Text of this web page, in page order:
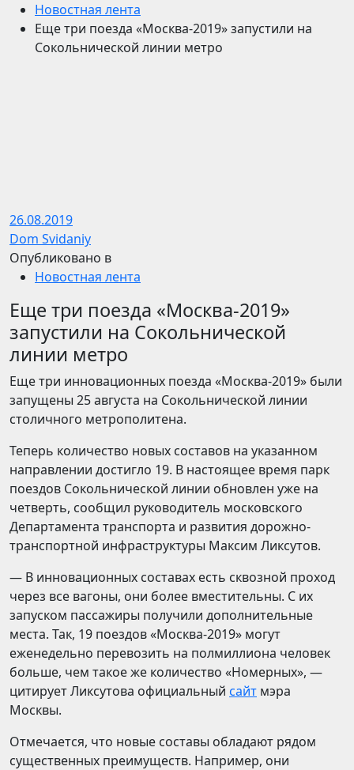
Новостная лента
Еще три поезда «Москва-2019» запустили на
Сокольнической линии метро
26.08.2019
Dom Svidaniy
Опубликовано в
Новостная лента
Еще три поезда «Москва-2019»
запустили на Сокольнической
линии метро
Еще три инновационных поезда «Москва-2019» были
запущены 25 августа на Сокольнической линии
столичного метрополитена.
Теперь количество новых составов на указанном
направлении достигло 19. В настоящее время парк
поездов Сокольнической линии обновлен уже на
четверть, сообщил руководитель московского
Департамента транспорта и развития дорожно-
транспортной инфраструктуры Максим Ликсутов.
— В инновационных составах есть сквозной проход
через все вагоны, они более вместительны. С их
запуском пассажиры получили дополнительные
места. Так, 19 поездов «Москва-2019» могут
еженедельно перевозить на полмиллиона человек
больше, чем такое же количество «Номерных», —
цитирует Ликсутова официальный сайт мэра
Москвы.
Отмечается, что новые составы обладают рядом
существенных преимуществ. Например, они